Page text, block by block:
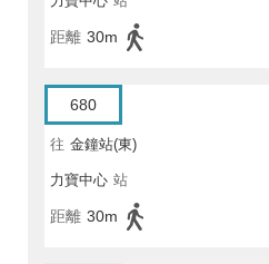
距離 30m
680
往 金鐘站(東)
力寶中心 站
距離 30m